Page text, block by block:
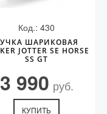
Код.: 430
ШАРИКОВАЯ
JOTTER SE HORSE
SS GT
3 990 руб.
КУПИТЬ